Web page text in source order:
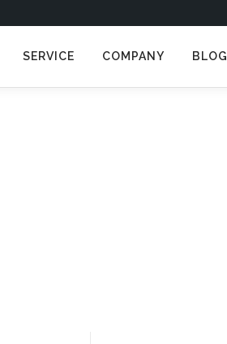
SERVICE COMPANY BLOG